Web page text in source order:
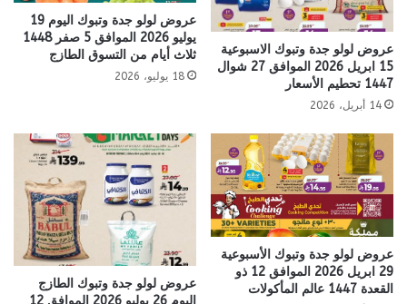
عروض لولو جدة وتبوك الاسبوعية
15 ابريل 2026 الموافق 27 شوال
1447 تحطيم الأسعار
14 أبريل، 2026
عروض لولو جدة وتبوك اليوم 19
يوليو 2026 الموافق 5 صفر 1448
ثلاث أيام من التسوق الطازج
18 يوليو، 2026
عروض لولو جدة وتبوك الأسبوعية
29 ابريل 2026 الموافق 12 ذو
القعدة 1447 عالم المأكولات
عروض لولو جدة وتبوك الطازج